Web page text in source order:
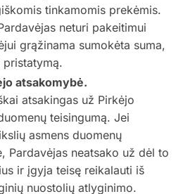
tinkamomis prekėmis.
neturi pakeitimui
grąžinama sumokėta suma,
pristatymą.
atsakomybė.
atsakingas už Pirkėjo
teisingumą. Jei
asmens duomenų
Pardavėjas neatsako už dėl to
ir įgyja teisę reikalauti iš
nuostolių atlyginimo.